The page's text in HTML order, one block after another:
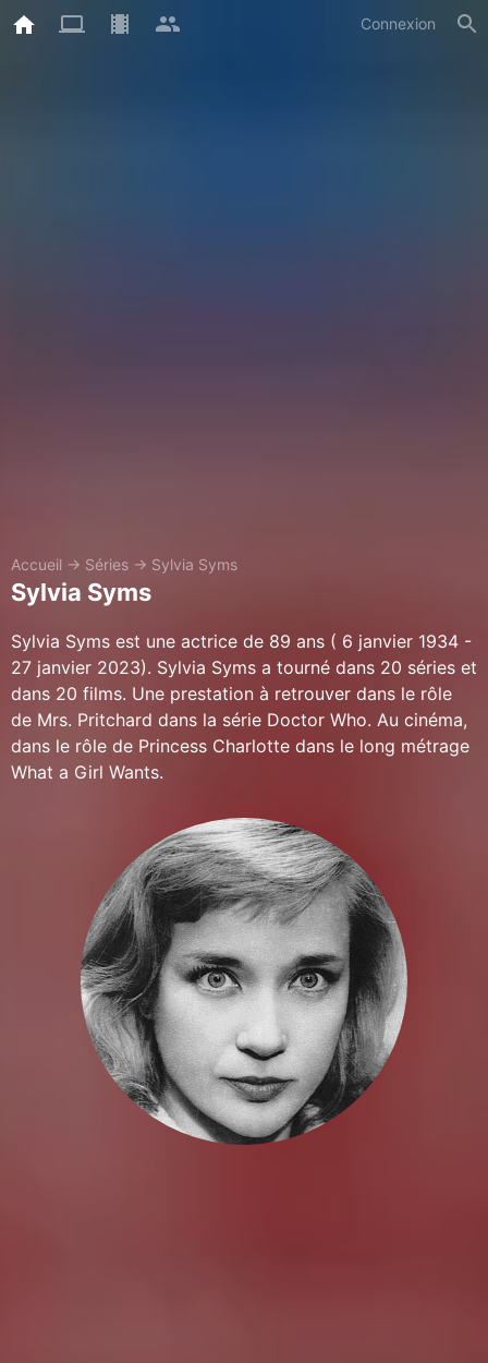
Connexion
Accueil → Séries → Sylvia Syms
Sylvia Syms
Sylvia Syms est une actrice de 89 ans ( 6 janvier 1934 -
27 janvier 2023). Sylvia Syms a tourné dans 20 séries et
dans 20 films. Une prestation à retrouver dans le rôle
de Mrs. Pritchard dans la série Doctor Who. Au cinéma,
dans le rôle de Princess Charlotte dans le long métrage
What a Girl Wants.